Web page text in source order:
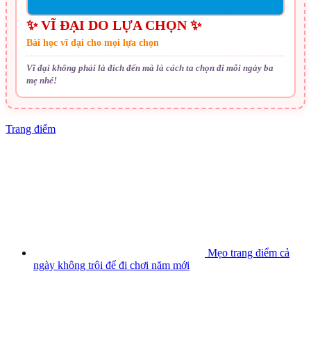
✨ VĨ ĐẠI DO LỰA CHỌN ✨
Bài học vĩ đại cho mọi lựa chọn
Vĩ đại không phải là đích đến mà là cách ta chọn đi mỗi ngày ba
mẹ nhé!
Trang điểm
Mẹo trang điểm cả
ngày không trôi để đi chơi năm mới